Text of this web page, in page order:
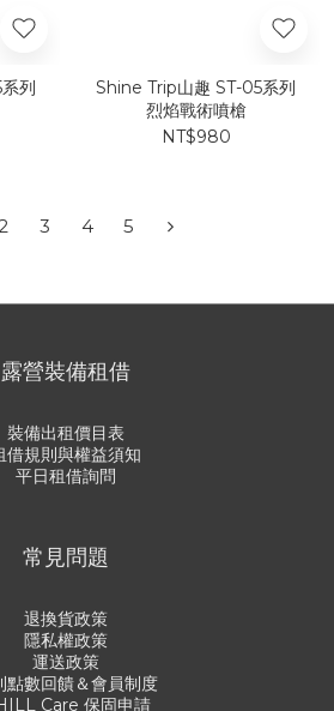
列
Shine Trip山趣 ST-05系列
烈焰戰術噴槍
NT$980
3 4 5
露營裝備租借
裝備出租價目表
借規則與權益須知
平日租借詢問
常見問題
退換貨政策
隱私權政策
運送政策
點數回饋＆會員制度
Care 保固申請